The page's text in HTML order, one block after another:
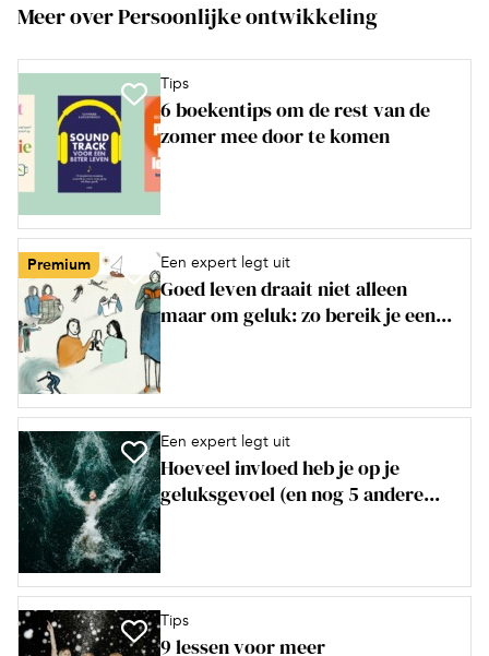
Meer over Persoonlijke ontwikkeling
Tips
6 boekentips om de rest van de
zomer mee door te komen
Premium Een expert legt uit
Goed leven draait niet alleen
maar om geluk: zo bereik je een...
Een expert legt uit
Hoeveel invloed heb je op je
geluksgevoel (en nog 5 andere...
Tips
9 lessen voor meer